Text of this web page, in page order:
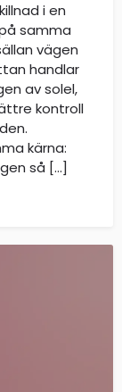
i en
samma
vägen
handlar
av solel,
kontroll
kärna:
så […]